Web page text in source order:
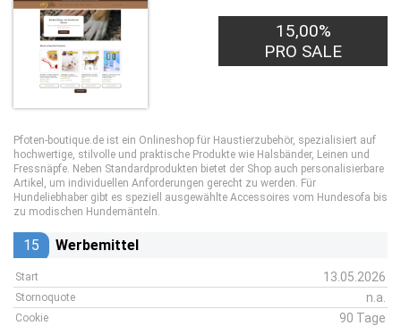
15,00%
PRO SALE
Pfoten-boutique.de ist ein Onlineshop für Haustierzubehör, spezialisiert auf
hochwertige, stilvolle und praktische Produkte wie Halsbänder, Leinen und
Fressnäpfe. Neben Standardprodukten bietet der Shop auch personalisierbare
Artikel, um individuellen Anforderungen gerecht zu werden. Für
Hundeliebhaber gibt es speziell ausgewählte Accessoires vom Hundesofa bis
zu modischen Hundemänteln.
15 Werbemittel
Start 13.05.2026
Stornoquote n.a.
Cookie 90 Tage